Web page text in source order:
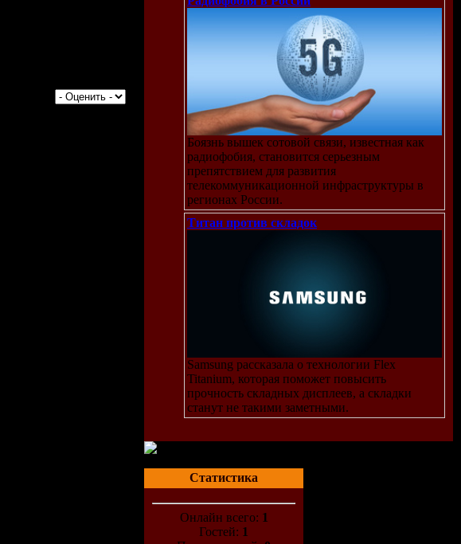
Боязнь вышек сотовой связи, известная как
радиофобия, становится серьезным
препятствием для развития
телекоммуникационной инфраструктуры в
регионах России.
Титан против складок
Samsung рассказала о технологии Flex
Titanium, которая поможет повысить
прочность складных дисплеев, а складки
станут не такими заметными.
Статистика
Онлайн всего: 1
Гостей: 1